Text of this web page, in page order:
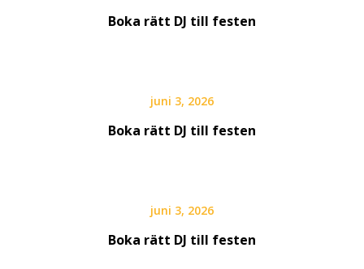
Boka rätt DJ till festen
juni 3, 2026
Boka rätt DJ till festen
juni 3, 2026
Boka rätt DJ till festen